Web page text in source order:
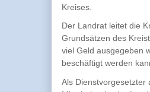
Kreises.
Der Landrat leitet die
Grundsätzen des
viel Geld ausgegeben
beschäftigt werden
Als Dienstvorgesetzter